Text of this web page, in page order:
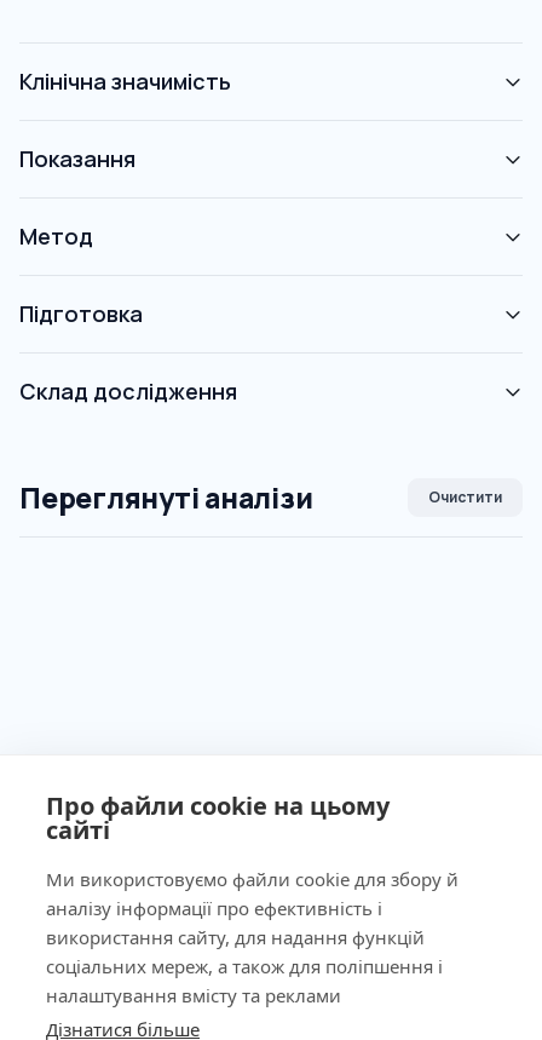
Про файли cookie на цьому
сайті
Ми використовуємо файли cookie для збору й
аналізу інформації про ефективність і
використання сайту, для надання функцій
соціальних мереж, а також для поліпшення і
налаштування вмісту та реклами
Дізнатися більше
Клінічна значимість
Показання
Метод
Підготовка
Склад дослідження
Переглянуті аналізи Очистити
Ліцензія МОЗ України №603260 від 23.09.2011
КНОПКА